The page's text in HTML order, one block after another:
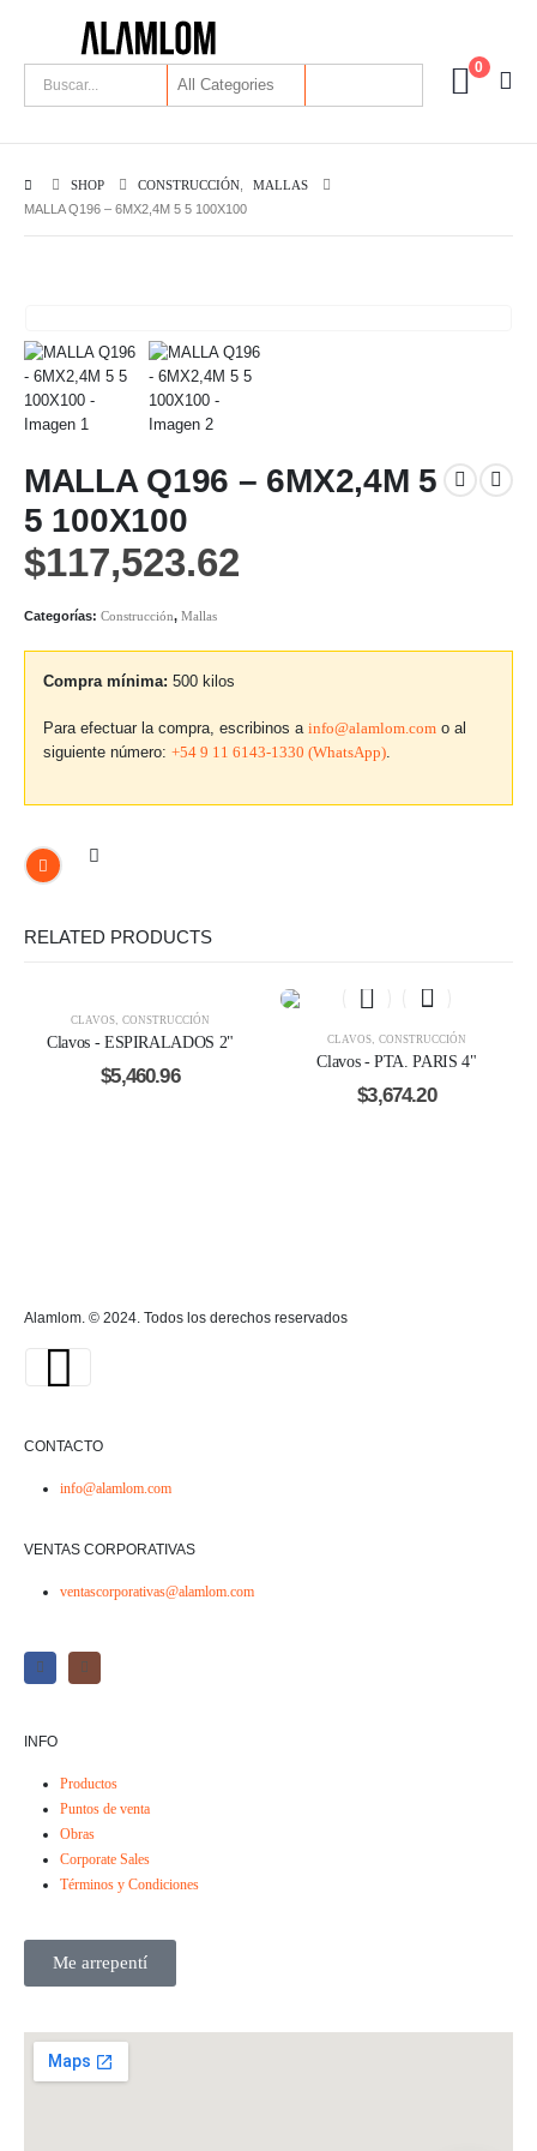
0
SHOP CONSTRUCCIÓN
MALLAS
MALLA Q196 – 6MX2,4M 5 5 100X100
MALLA Q196 – 6MX2,4M 5
5 100X100
$117,523.62
Categorías: Construcción, Mallas
Compra mínima: 500 kilos
Para efectuar la compra, escribinos a info@alamlom.com o al
siguiente número: +54 9 11 6143-1330 (WhatsApp)
RELATED PRODUCTS
CLAVOS CONSTRUCCIÓN
Clavos - ESPIRALADOS 2"
$5,460.96
CLAVOS CONSTRUCCIÓN
Clavos - PTA. PARIS 4"
$3,674.20
Alamlom. © 2024. Todos los derechos reservados
CONTACTO
info@alamlom.com
VENTAS CORPORATIVAS
ventascorporativas@alamlom.com
INFO
Productos
Puntos de venta
Obras
Corporate Sales
Términos y Condiciones
Me arrepentí